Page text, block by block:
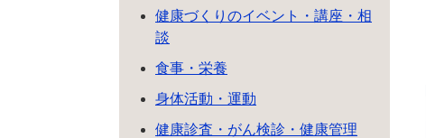
健康づくりのイベント・講座・相
談
食事・栄養
身体活動・運動
健康診査・がん検診・健康管理